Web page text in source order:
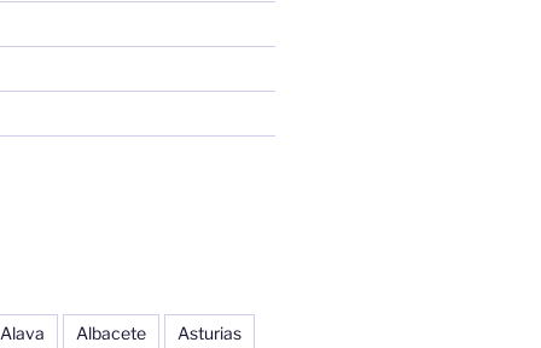
Alava Albacete Asturias